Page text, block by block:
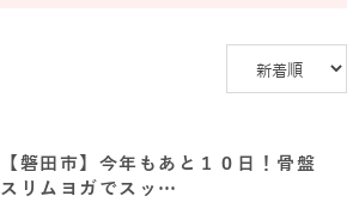
【磐田市】今年もあと１０日！骨盤
スリムヨガでスッ…